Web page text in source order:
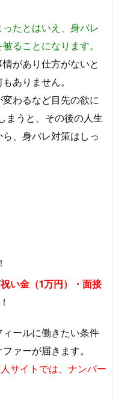
たとはいえ、身バレ
ることになります。
があり仕方がないと
ありません。
わるなど目先の欲に
まうと、その後の人生
、身バレ対策はしっ
祝い金（1万円）・面接
ールに働きたい条件
ァーが届きます。
サイトでは、ナンバー